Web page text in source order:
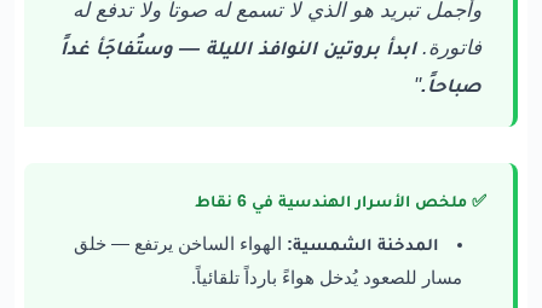
وأجمل تبريد هو الذي لا تسمع له صوتاً ولا تدفع له
فاتورة.ابدأ بروتين النوافذ الليلة — وستُفاجَأ غداً
صباحاً."
✅ ملخص الأسرار الهندسية في 6 نقاط
المدخنة الشمسية: الهواء الساخن يرتفع — خلق
مسار للصعود يُدخل هواءً بارداً تلقائياً.